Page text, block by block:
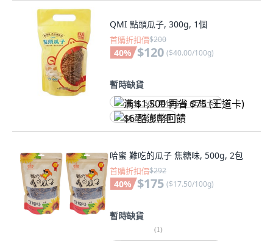
QMI 點頭瓜子, 300g, 1個
首購折扣價$200
40% $120 ($40.00/100g)
暫時缺貨
满 $1,500 再省 $75 (王道卡)
$6 酷澎幣回饋
哈蜜 難吃的瓜子 焦糖味, 500g, 2包
首購折扣價$292
40% $175 ($17.50/100g)
暫時缺貨
(1)